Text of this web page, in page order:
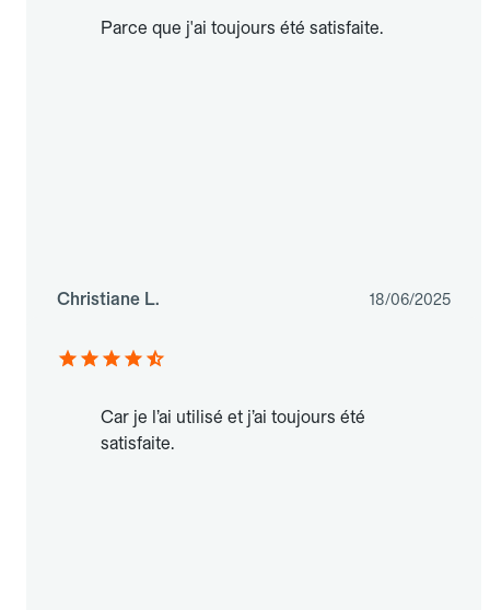
Parce que j'ai toujours été satisfaite.
Christiane L. 18/06/2025
Car je l’ai utilisé et j’ai toujours été
satisfaite.